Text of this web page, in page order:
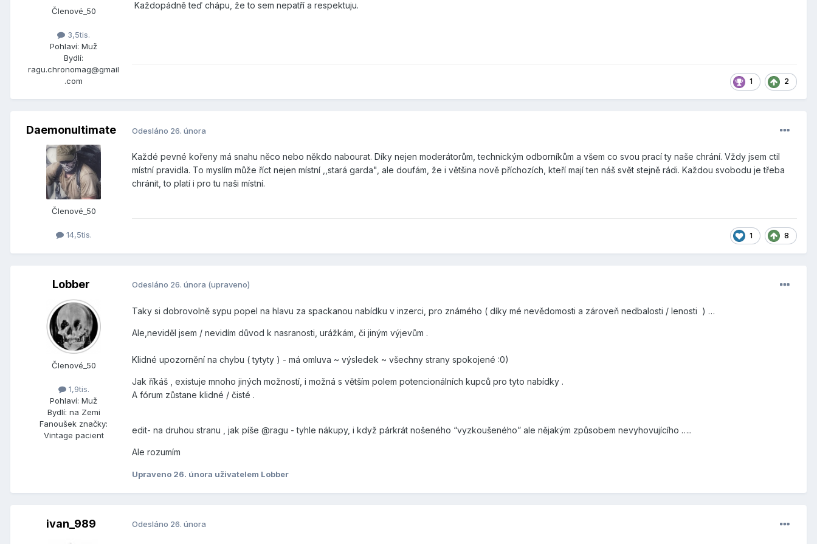
Členové_50
3,5tis.
Pohlaví: Muž
Bydlí:
ragu.chronomag@gmail
.com
Každopádně teď chápu, že to sem nepatří a respektuju.
1 2
Daemonultimate
Členové_50
14,5tis.
Odesláno 26. února
Každé pevné kořeny má snahu něco nebo někdo nabourat. Díky nejen moderátorům, technickým odborníkům a všem co svou prací ty naše chrání. Vždy jsem ctil
místní pravidla. To myslím může říct nejen místní ,,stará garda", ale doufám, že i většina nově příchozích, kteří mají ten náš svět stejně rádi. Každou svobodu je třeba
chránit, to platí i pro tu naši místní.
1 8
Lobber
Členové_50
1,9tis.
Pohlaví: Muž
Bydlí: na Zemi
Fanoušek značky:
Vintage pacient
Odesláno 26. února (upraveno)
Taky si dobrovolně sypu popel na hlavu za spackanou nabídku v inzerci, pro známého ( díky mé nevědomosti a zároveň nedbalosti / lenosti ) …
Ale,neviděl jsem / nevidím důvod k nasranosti, urážkám, či jiným výjevům .
Klidné upozornění na chybu ( tytyty ) - má omluva ~ výsledek ~ všechny strany spokojené :0)
Jak říkáš , existuje mnoho jiných možností, i možná s větším polem potencionálních kupců pro tyto nabídky .
A fórum zůstane klidné / čisté .
edit- na druhou stranu , jak píše @ragu - tyhle nákupy, i když párkrát nošeného “vyzkoušeného” ale nějakým způsobem nevyhovujícího …..
Ale rozumím
Upraveno 26. února uživatelem Lobber
ivan_989 Odesláno 26. února